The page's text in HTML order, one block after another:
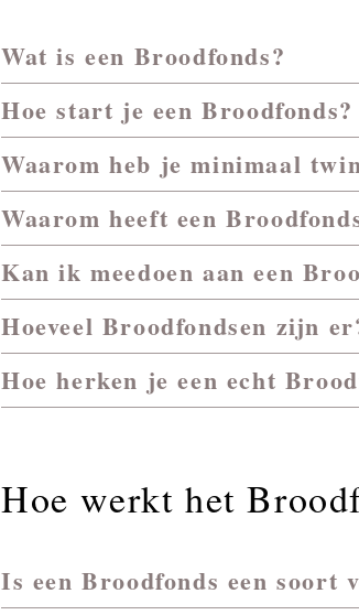
Wat is een Broodfonds?
Hoe start je een Broodfonds?
Waarom heb je minimaal
Waarom heeft een
Kan ik meedoen aan een
Hoeveel Broodfondsen zijn
Hoe herken je een echt
Hoe werkt het
Is een Broodfonds een soort